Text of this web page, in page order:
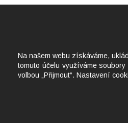
Na našem webu získáváme,
tomuto účelu využíváme
volbou „Přijmout“. Nastavení